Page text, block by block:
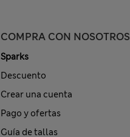
COMPRA CON NOSOTROS
Sparks
Descuento
Crear una cuenta
Pago y ofertas
Guía de tallas